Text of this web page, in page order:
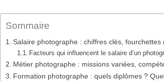
Sommaire
Salaire photographe : chiffres clés, fourchettes
Facteurs qui influencent le salaire d’un
Métier photographe : missions variées,
Formation photographe : quels diplômes ?